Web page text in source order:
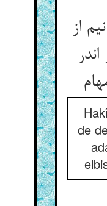
از
de